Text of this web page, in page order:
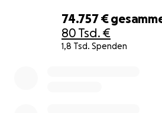
74.757 €
80 Tsd. €
1,8 Tsd. Spenden
Von Herzen DANKE für eure
Oskar und Frida, für Luci und vor